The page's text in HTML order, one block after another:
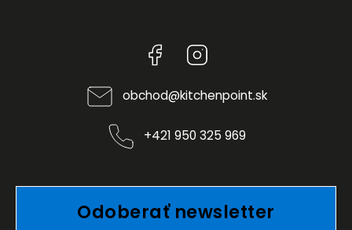
Facebook
obchod@kitchenpoint.sk
+421 950 325 969
Odoberať newsletter